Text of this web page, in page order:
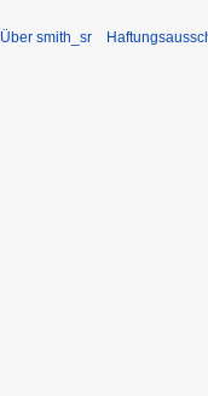
Über smith_sr